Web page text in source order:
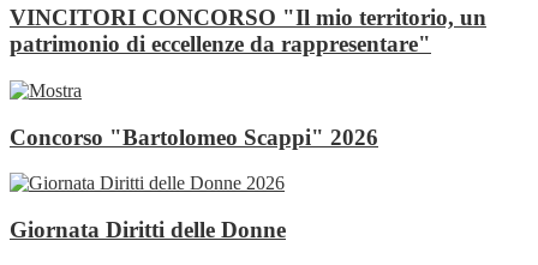
VINCITORI CONCORSO "Il mio territorio, un
patrimonio di eccellenze da rappresentare"
Concorso "Bartolomeo Scappi" 2026
Giornata Diritti delle Donne